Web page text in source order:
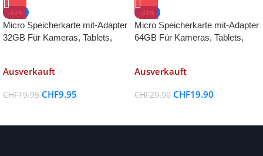
-50%
Micro Speicherkarte mit-Adapter
32GB Für Kameras, Tablets,
Ausverkauft
CHF19.95 CHF9.95
-33%
Micro Speicherkarte mit-Adapter
64GB Für Kameras, Tablets,
Ausverkauft
CHF29.90 CHF19.90